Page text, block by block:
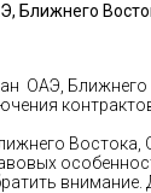
ОАЭ, Ближнего
Востока,
внимание.